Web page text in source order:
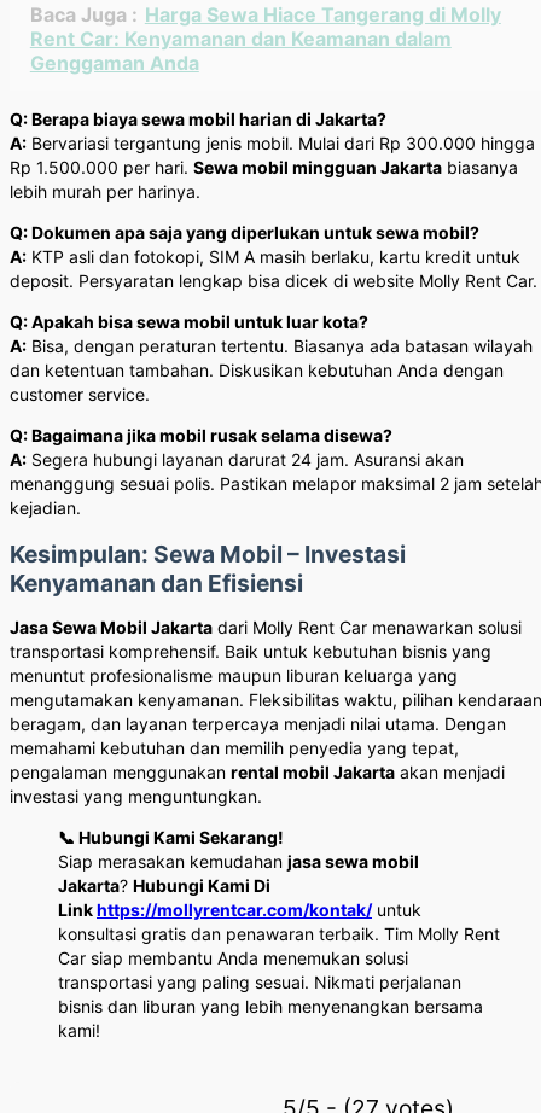
Baca Juga : Harga Sewa Hiace Tangerang di Molly
Rent Car: Kenyamanan dan Keamanan dalam
Genggaman Anda
Q: Berapa biaya sewa mobil harian di Jakarta?
A: Bervariasi tergantung jenis mobil. Mulai dari Rp 300.000 hingga
Rp 1.500.000 per hari. Sewa mobil mingguan Jakarta biasanya
lebih murah per harinya.
Q: Dokumen apa saja yang diperlukan untuk sewa mobil?
A: KTP asli dan fotokopi, SIM A masih berlaku, kartu kredit untuk
deposit. Persyaratan lengkap bisa dicek di website Molly Rent Car.
Q: Apakah bisa sewa mobil untuk luar kota?
A: Bisa, dengan peraturan tertentu. Biasanya ada batasan wilayah
dan ketentuan tambahan. Diskusikan kebutuhan Anda dengan
customer service.
Q: Bagaimana jika mobil rusak selama disewa?
A: Segera hubungi layanan darurat 24 jam. Asuransi akan
menanggung sesuai polis. Pastikan melapor maksimal 2 jam
kejadian.
Kesimpulan: Sewa Mobil – Investasi
Kenyamanan dan Efisiensi
Jasa Sewa Mobil Jakarta dari Molly Rent Car menawarkan solusi
transportasi komprehensif. Baik untuk kebutuhan bisnis yang
menuntut profesionalisme maupun liburan keluarga yang
mengutamakan kenyamanan. Fleksibilitas waktu, pilihan kendaraan
beragam, dan layanan terpercaya menjadi nilai utama. Dengan
memahami kebutuhan dan memilih penyedia yang tepat,
pengalaman menggunakan rental mobil Jakarta akan menjadi
investasi yang menguntungkan.
📞 Hubungi Kami Sekarang!
Siap merasakan kemudahan jasa sewa mobil
Jakarta? Hubungi Kami Di
Linkhttps://mollyrentcar.com/kontak/untuk
konsultasi gratis dan penawaran terbaik. Tim Molly Rent
Car siap membantu Anda menemukan solusi
transportasi yang paling sesuai. Nikmati perjalanan
bisnis dan liburan yang lebih menyenangkan bersama
kami!